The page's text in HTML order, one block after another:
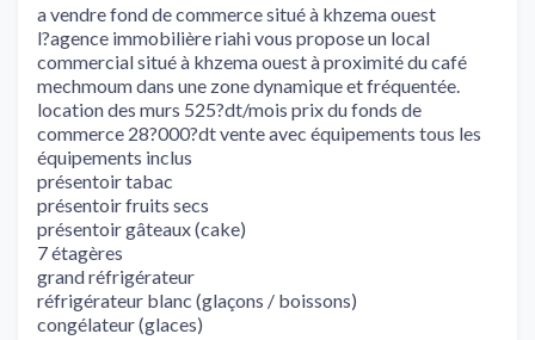
a vendre fond de commerce situé à khzema ouest
l?agence immobilière riahi vous propose un local
commercial situé à khzema ouest à proximité du café
mechmoum dans une zone dynamique et fréquentée.
location des murs 525?dt/mois prix du fonds de
commerce 28?000?dt vente avec équipements tous les
équipements inclus
présentoir tabac
présentoir fruits secs
présentoir gâteaux (cake)
7 étagères
grand réfrigérateur
réfrigérateur blanc (glaçons / boissons)
congélateur (glaces)